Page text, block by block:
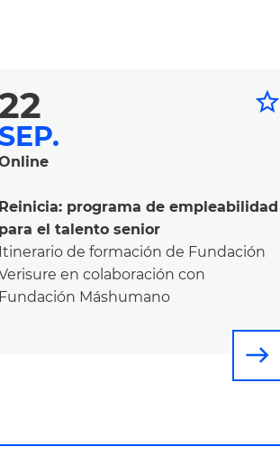
SEP.
star_border
Reinicia: programa de empleabilidad
para el talento senior
Itinerario de formación de Fundación
en colaboración con
Fundación Máshumano
east